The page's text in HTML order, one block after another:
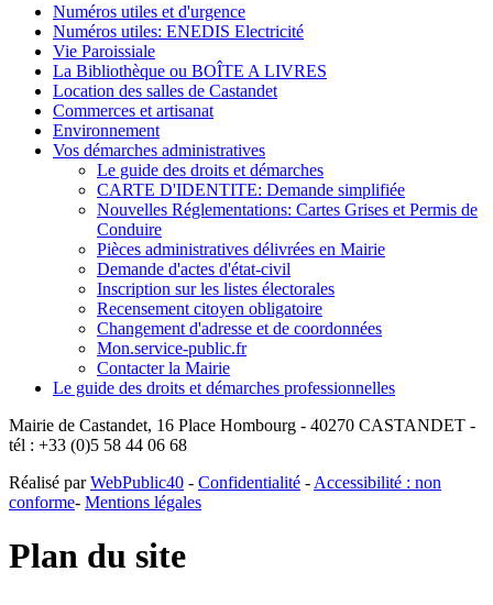
Numéros utiles et d'urgence
Numéros utiles: ENEDIS Electricité
Vie Paroissiale
La Bibliothèque ou BOÎTE A LIVRES
Location des salles de Castandet
Commerces et artisanat
Environnement
Vos démarches administratives
Le guide des droits et démarches
CARTE D'IDENTITE: Demande simplifiée
Nouvelles Réglementations: Cartes Grises et Permis de
Conduire
Pièces administratives délivrées en Mairie
Demande d'actes d'état-civil
Inscription sur les listes électorales
Recensement citoyen obligatoire
Changement d'adresse et de coordonnées
Mon.service-public.fr
Contacter la Mairie
Le guide des droits et démarches professionnelles
Mairie de Castandet, 16 Place Hombourg - 40270 CASTANDET -
tél : +33 (0)5 58 44 06 68
Réalisé parWebPublic40 - Confidentialité - Accessibilité : non
conforme- Mentions légales
Plan du site